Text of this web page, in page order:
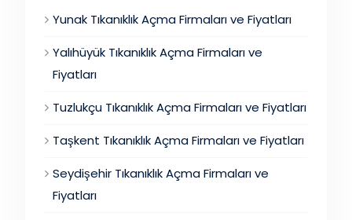
Yunak Tıkanıklık Açma Firmaları ve Fiyatları
Yalıhüyük Tıkanıklık Açma Firmaları ve
Fiyatları
Tuzlukçu Tıkanıklık Açma Firmaları ve Fiyatları
Taşkent Tıkanıklık Açma Firmaları ve Fiyatları
Seydişehir Tıkanıklık Açma Firmaları ve
Fiyatları